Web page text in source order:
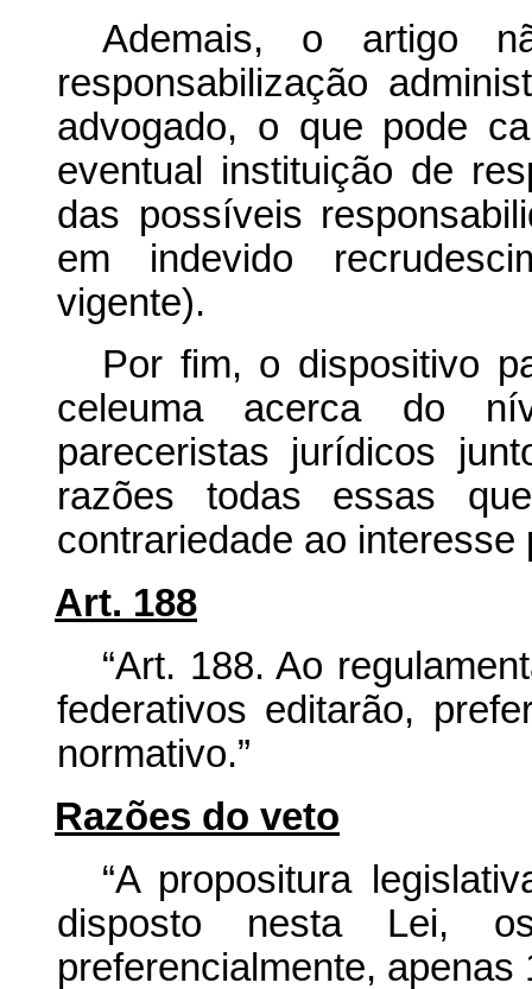
Ademais, o artigo
responsabilização
advogado, o que pode
eventual instituição de
das possíveis
em indevido
vigente).
Por fim, o dispositivo
celeuma acerca do
pareceristas jurídicos
razões todas essas
contrariedade ao interesse
Art. 188
“Art. 188. Ao
federativos editarão,
normativo.”
Razões do veto
“A propositura
disposto nesta Lei,
preferencialmente, apenas